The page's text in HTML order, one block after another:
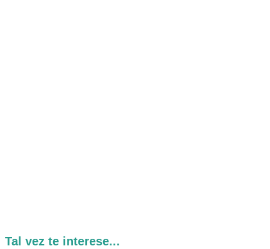
Tal vez te interese...